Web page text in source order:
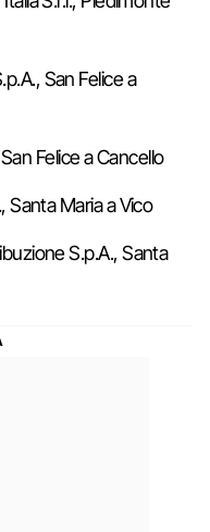
San Felice a
Felice a Cancello
Santa Maria a Vico
S.p.A., Santa